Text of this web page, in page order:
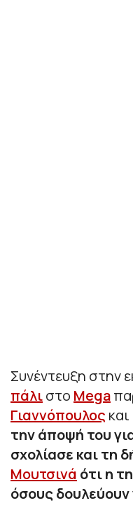
Συνέντευξη στην
πάλιστο Mega
Γιαννόπουλος
την άποψή του
σχολίασε και τη
Μουτσινά ότι η
όσους δουλεύουν